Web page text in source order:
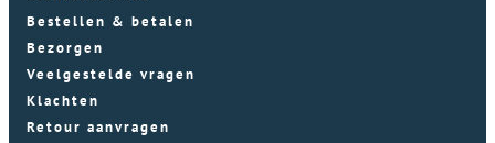
Bestellen & betalen
Bezorgen
Veelgestelde vragen
Klachten
Retour aanvragen